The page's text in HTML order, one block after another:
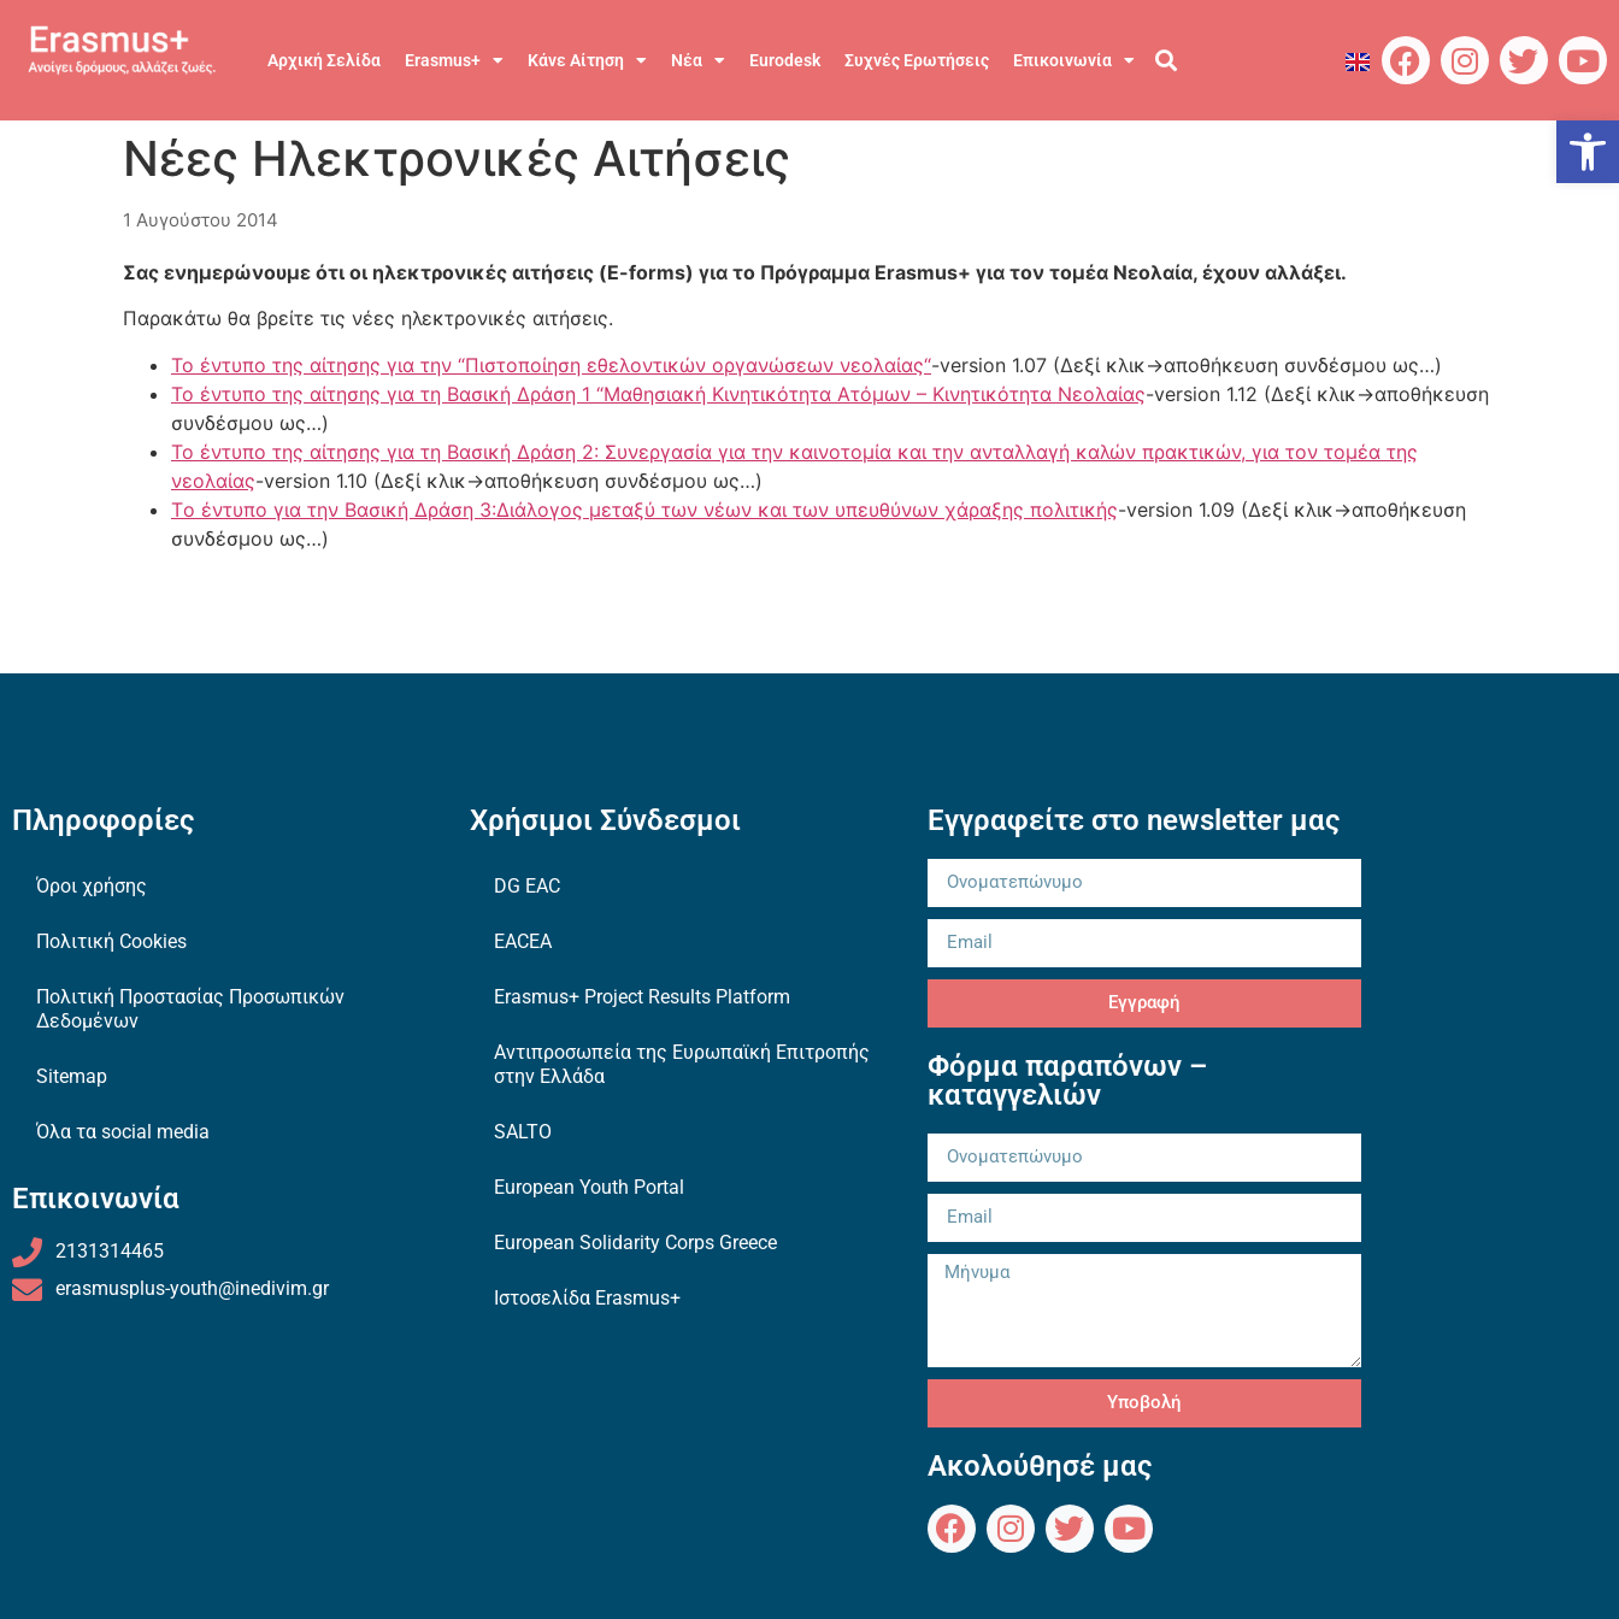
Αρχική Σελίδα Erasmus+ Κάνε Αίτηση Νέα Eurodesk Συχνές Ερωτήσεις Επικοινωνία
Νέες Ηλεκτρονικές Αιτήσεις
1 Αυγούστου 2014
Σας ενημερώνουμε ότι οι ηλεκτρονικές αιτήσεις (E-forms) για το Πρόγραμμα Erasmus+ για τον τομέα Νεολαία, έχουν αλλάξει.
Παρακάτω θα βρείτε τις νέες ηλεκτρονικές αιτήσεις.
Το έντυπο της αίτησης για την “Πιστοποίηση εθελοντικών οργανώσεων νεολαίας“-version 1.07 (Δεξί κλικ->αποθήκευση συνδέσμου ως…)
Το έντυπο της αίτησης για τη Βασική Δράση 1 “Μαθησιακή Κινητικότητα Ατόμων – Κινητικότητα Νεολαίας-version 1.12 (Δεξί κλικ->αποθήκευση
συνδέσμου ως…)
Το έντυπο της αίτησης για τη Βασική Δράση 2: Συνεργασία για την καινοτομία και την ανταλλαγή καλών πρακτικών, για τον τομέα της
νεολαίας-version 1.10 (Δεξί κλικ->αποθήκευση συνδέσμου ως…)
Tο έντυπο για την Βασική Δράση 3:Διάλογος μεταξύ των νέων και των υπευθύνων χάραξης πολιτικής-version 1.09 (Δεξί κλικ->αποθήκευση
συνδέσμου ως…)
Πληροφορίες
Όροι χρήσης
Πολιτική Cookies
Πολιτική Προστασίας Προσωπικών
Δεδομένων
Sitemap
Όλα τα social media
Επικοινωνία
2131314465
erasmusplus-youth@inedivim.gr
Χρήσιμοι Σύνδεσμοι
DG EAC
EACEA
Erasmus+ Project Results Platform
Αντιπροσωπεία της Ευρωπαϊκή Επιτροπής
στην Ελλάδα
SALTO
European Youth Portal
European Solidarity Corps Greece
Ιστοσελίδα Erasmus+
Εγγραφείτε στο newsletter μας
Εγγραφή
Φόρμα παραπόνων –
καταγγελιών
Υποβολή
Ακολούθησέ μας